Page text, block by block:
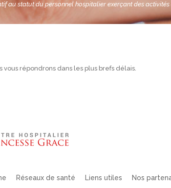
au statut du personnel hospitalier exerçant des
vous répondrons dans les plus brefs délais.
Réseaux de santé Liens utiles Nos